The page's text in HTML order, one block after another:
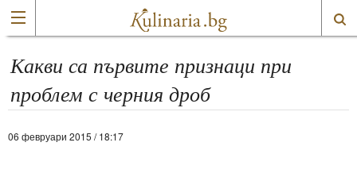
Какви са първите признаци при
проблем с черния дроб
06 февруари 2015 / 18:17